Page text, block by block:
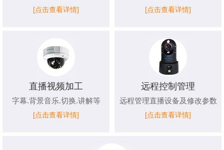
[点击查看详情] [点击查看详情]
直播视频加工
字幕.背景音乐.切换.讲解等
[点击查看详情]
远程控制管理
远程管理直播设备及修改参数
[点击查看详情]